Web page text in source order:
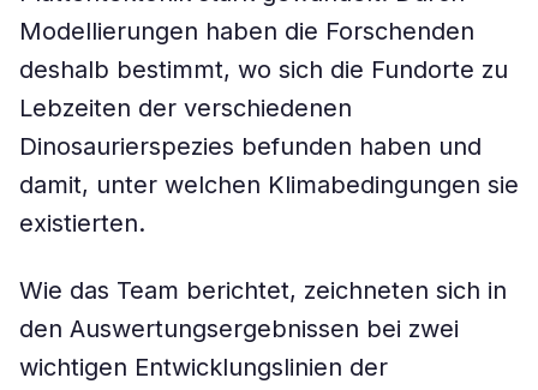
Modellierungen haben die Forschenden
deshalb bestimmt, wo sich die Fundorte zu
Lebzeiten der verschiedenen
Dinosaurierspezies befunden haben und
damit, unter welchen Klimabedingungen sie
existierten.
Wie das Team berichtet, zeichneten sich in
den Auswertungsergebnissen bei zwei
wichtigen Entwicklungslinien der